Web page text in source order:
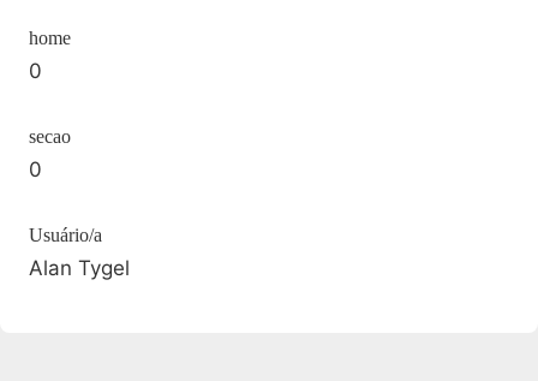
home
0
secao
0
Usuário/a
Alan Tygel